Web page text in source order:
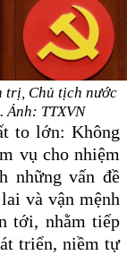
trị, Chủ tịch nước
TTXVN
to lớn: Không
vụ cho nhiệm
những vấn đề
và vận mệnh
tới, nhằm tiếp
triển, niềm tự